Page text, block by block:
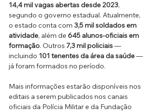
14,4 mil vagas abertas desde 2023,
segundo o governo estadual. Atualmente,
o estado conta com 3,5 mil soldados em
atividade, além de 645 alunos-oficiais em
formação. Outros 7,3 mil policiais —
incluindo 101 tenentes da área da saúde —
já foram formados no período.
Mais informações estarão disponíveis nos
editais a serem publicados nos canais
oficiais da Polícia Militar e da Fundação